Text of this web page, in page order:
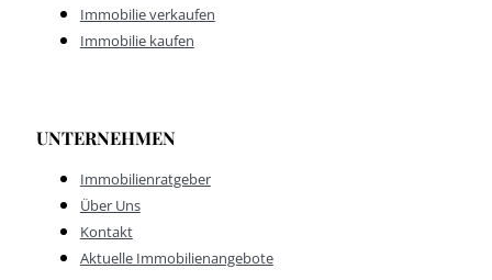
Immobilie verkaufen
Immobilie kaufen
UNTERNEHMEN
Immobilienratgeber
Über Uns
Kontakt
Aktuelle Immobilienangebote